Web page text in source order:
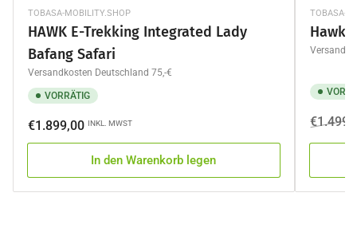
TOBASA-MOBILITY.SHOP
HAWK E-Trekking Integrated Lady
Bafang Safari
Versandkosten Deutschland 75,-€
VORRÄTIG
Normaler
Preis
€1.899,00 INKL. MWST
In den Warenkorb legen
TOBASA-
Hawk
Preis